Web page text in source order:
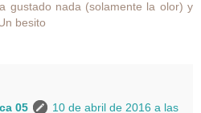
gustado nada (solamente la olor) y
besito
05
10 de abril de 2016 a las